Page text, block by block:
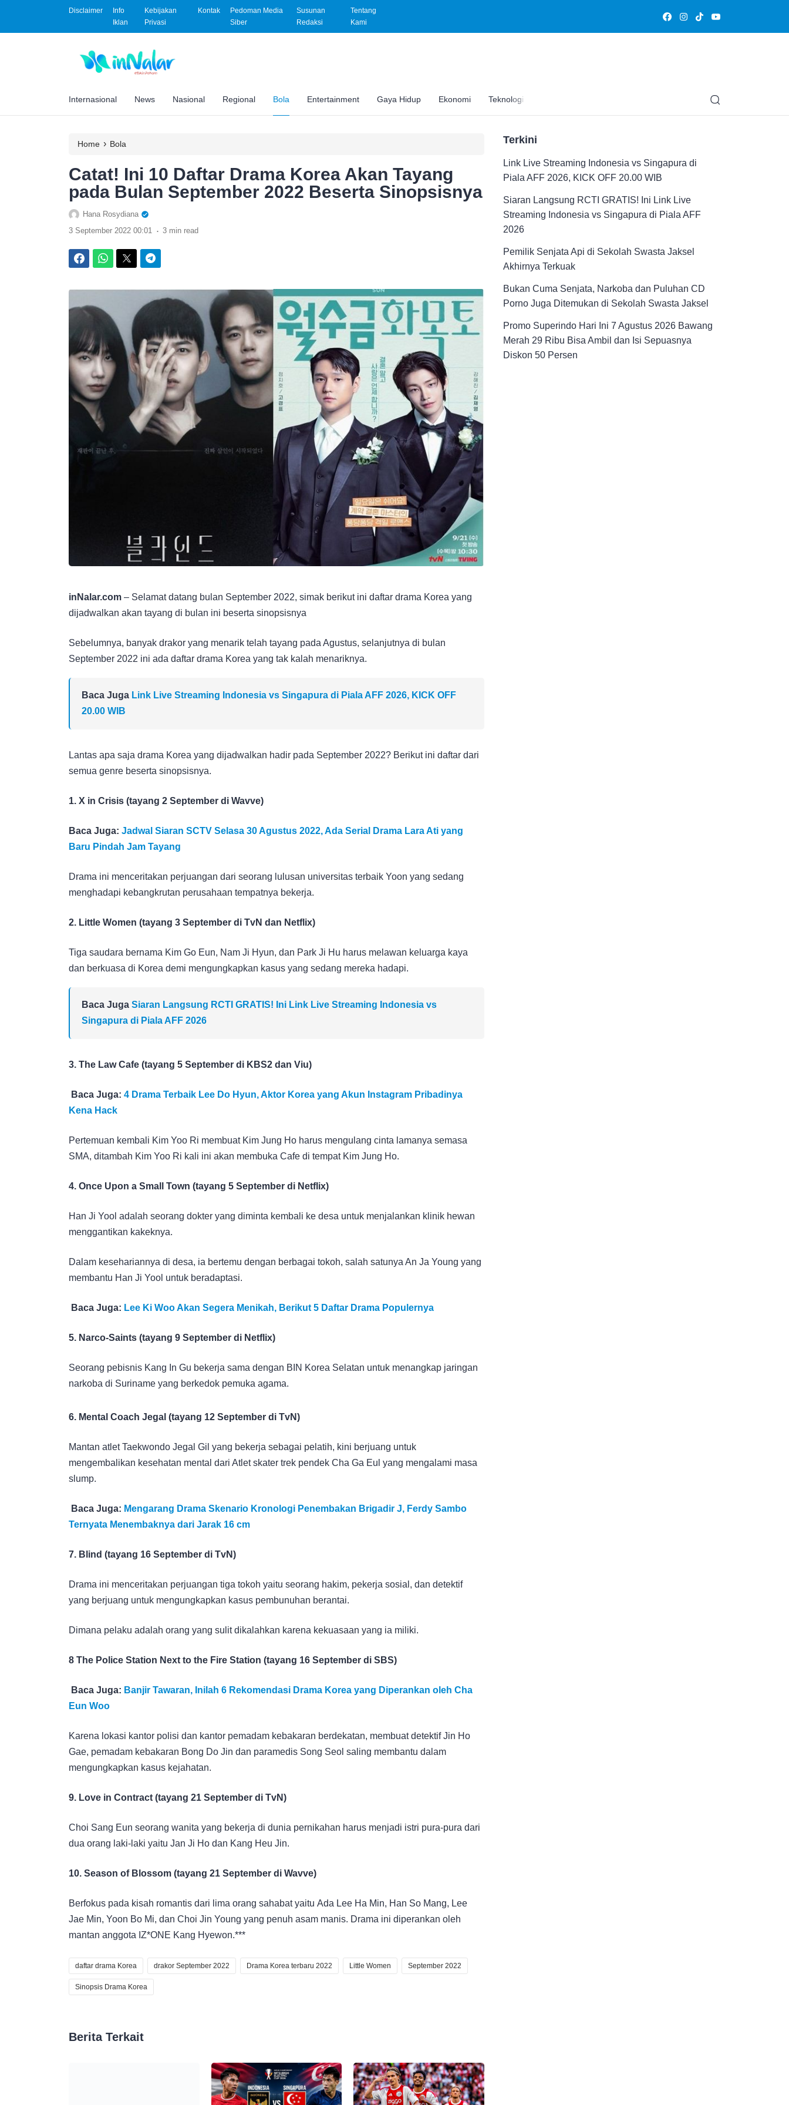
Disclaimer
Info
Iklan
Kebijakan
Privasi
Kontak
Pedoman Media
Siber
Susunan
Redaksi
Tentang
Kami
Internasional News Nasional Regional Bola Entertainment Gaya Hidup Ekonomi Teknologi Edukasi
Home › Bola
Catat! Ini 10 Daftar Drama Korea Akan Tayang
pada Bulan September 2022 Beserta Sinopsisnya
Hana Rosydiana
3 September 2022 00:01
. 3 min read
inNalar.com – Selamat datang bulan September 2022, simak berikut ini daftar drama Korea yang
dijadwalkan akan tayang di bulan ini beserta sinopsisnya
Sebelumnya, banyak drakor yang menarik telah tayang pada Agustus, selanjutnya di bulan
September 2022 ini ada daftar drama Korea yang tak kalah menariknya.
Baca Juga Link Live Streaming Indonesia vs Singapura di Piala AFF 2026, KICK OFF
20.00 WIB
Lantas apa saja drama Korea yang dijadwalkan hadir pada September 2022? Berikut ini daftar dari
semua genre beserta sinopsisnya.
1. X in Crisis (tayang 2 September di Wavve)
Baca Juga: Jadwal Siaran SCTV Selasa 30 Agustus 2022, Ada Serial Drama Lara Ati yang
Baru Pindah Jam Tayang
Drama ini menceritakan perjuangan dari seorang lulusan universitas terbaik Yoon yang sedang
menghadapi kebangkrutan perusahaan tempatnya bekerja.
2. Little Women (tayang 3 September di TvN dan Netflix)
Tiga saudara bernama Kim Go Eun, Nam Ji Hyun, dan Park Ji Hu harus melawan keluarga kaya
dan berkuasa di Korea demi mengungkapkan kasus yang sedang mereka hadapi.
Baca Juga Siaran Langsung RCTI GRATIS! Ini Link Live Streaming Indonesia vs
Singapura di Piala AFF 2026
3. The Law Cafe (tayang 5 September di KBS2 dan Viu)
Baca Juga: 4 Drama Terbaik Lee Do Hyun, Aktor Korea yang Akun Instagram Pribadinya
Kena Hack
Pertemuan kembali Kim Yoo Ri membuat Kim Jung Ho harus mengulang cinta lamanya semasa
SMA, ditambah Kim Yoo Ri kali ini akan membuka Cafe di tempat Kim Jung Ho.
4. Once Upon a Small Town (tayang 5 September di Netflix)
Han Ji Yool adalah seorang dokter yang diminta kembali ke desa untuk menjalankan klinik hewan
menggantikan kakeknya.
Dalam kesehariannya di desa, ia bertemu dengan berbagai tokoh, salah satunya An Ja Young yang
membantu Han Ji Yool untuk beradaptasi.
Baca Juga: Lee Ki Woo Akan Segera Menikah, Berikut 5 Daftar Drama Populernya
5. Narco-Saints (tayang 9 September di Netflix)
Seorang pebisnis Kang In Gu bekerja sama dengan BIN Korea Selatan untuk menangkap jaringan
narkoba di Suriname yang berkedok pemuka agama.
6. Mental Coach Jegal (tayang 12 September di TvN)
Mantan atlet Taekwondo Jegal Gil yang bekerja sebagai pelatih, kini berjuang untuk
mengembalikan kesehatan mental dari Atlet skater trek pendek Cha Ga Eul yang mengalami masa
slump.
Baca Juga: Mengarang Drama Skenario Kronologi Penembakan Brigadir J, Ferdy Sambo
Ternyata Menembaknya dari Jarak 16 cm
7. Blind (tayang 16 September di TvN)
Drama ini menceritakan perjuangan tiga tokoh yaitu seorang hakim, pekerja sosial, dan detektif
yang berjuang untuk mengungkapkan kasus pembunuhan berantai.
Dimana pelaku adalah orang yang sulit dikalahkan karena kekuasaan yang ia miliki.
8 The Police Station Next to the Fire Station (tayang 16 September di SBS)
Baca Juga: Banjir Tawaran, Inilah 6 Rekomendasi Drama Korea yang Diperankan oleh Cha
Eun Woo
Karena lokasi kantor polisi dan kantor pemadam kebakaran berdekatan, membuat detektif Jin Ho
Gae, pemadam kebakaran Bong Do Jin dan paramedis Song Seol saling membantu dalam
mengungkapkan kasus kejahatan.
9. Love in Contract (tayang 21 September di TvN)
Choi Sang Eun seorang wanita yang bekerja di dunia pernikahan harus menjadi istri pura-pura dari
dua orang laki-laki yaitu Jan Ji Ho dan Kang Heu Jin.
10. Season of Blossom (tayang 21 September di Wavve)
Berfokus pada kisah romantis dari lima orang sahabat yaitu Ada Lee Ha Min, Han So Mang, Lee
Jae Min, Yoon Bo Mi, dan Choi Jin Young yang penuh asam manis. Drama ini diperankan oleh
mantan anggota IZ*ONE Kang Hyewon.***
daftar drama Korea drakor September 2022 Drama Korea terbaru 2022 Little Women September 2022
Sinopsis Drama Korea
Berita Terkait
Terkini
Link Live Streaming Indonesia vs Singapura di
Piala AFF 2026, KICK OFF 20.00 WIB
Siaran Langsung RCTI GRATIS! Ini Link Live
Streaming Indonesia vs Singapura di Piala AFF
2026
Pemilik Senjata Api di Sekolah Swasta Jaksel
Akhirnya Terkuak
Bukan Cuma Senjata, Narkoba dan Puluhan CD
Porno Juga Ditemukan di Sekolah Swasta Jaksel
Promo Superindo Hari Ini 7 Agustus 2026 Bawang
Merah 29 Ribu Bisa Ambil dan Isi Sepuasnya
Diskon 50 Persen